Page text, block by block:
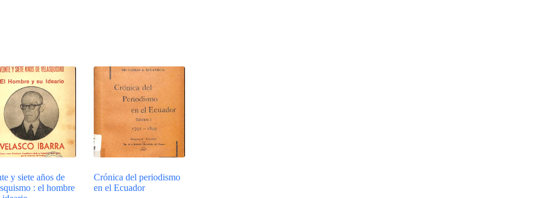
y siete años de
: el hombre
Crónica del periodismo
en el Ecuador